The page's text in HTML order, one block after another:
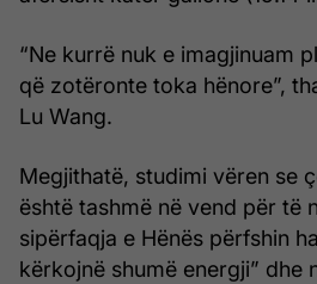
“Ne kurrë nuk e imagjinuam
që zotëronte toka hënore”,
Lu Wang.
Megjithatë, studimi vëren se
është tashmë në vend për të
sipërfaqja e Hënës përfshin
kërkojnë shumë energji” dhe